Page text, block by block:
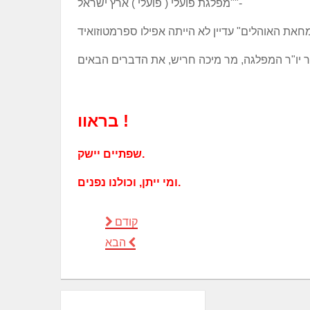
"מפלגת פועלי ( פועלי ) ארץ ישראל"-
בראוו !
שפתיים יישק.
ומי ייתן, וכולנו נפנים.
קודם
הבא